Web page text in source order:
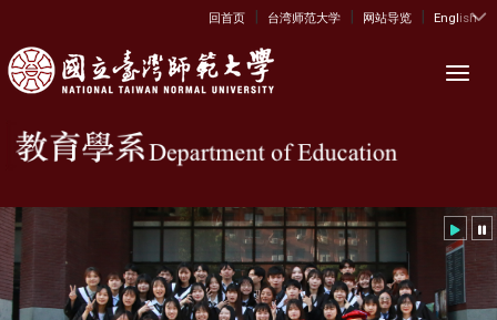
:::
回首页 | 台湾师范大学 | 网站导览 | English